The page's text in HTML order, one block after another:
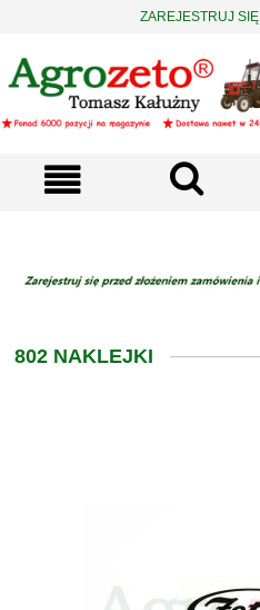
ZAREJESTRUJ SIĘ
802 NAKLEJKI